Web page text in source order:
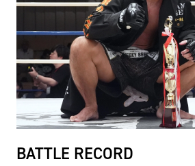
BATTLE RECORD